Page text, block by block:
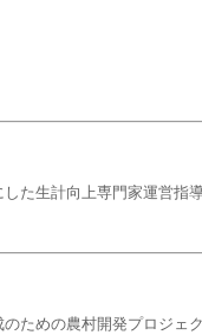
た生計向上専門家運営指
ための農村開発プロジェ